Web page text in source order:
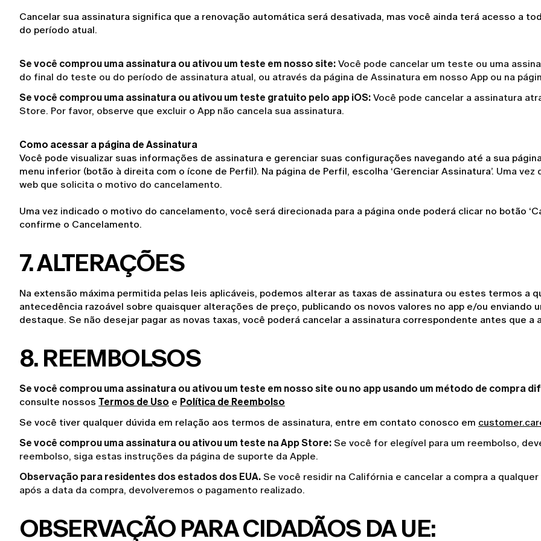
Cancelar sua assinatura significa que a renovação automática será desativada, mas você ainda terá acesso a
do período atual.
Se você comprou uma assinatura ou ativou um teste em nosso site: Você pode cancelar um teste ou uma
do final do teste ou do período de assinatura atual, ou através da página de Assinatura em nosso App ou na
Se você comprou uma assinatura ou ativou um teste gratuito pelo app iOS: Você pode cancelar a assinatura
Store. Por favor, observe que excluir o App não cancela sua assinatura.
Como acessar a página de Assinatura
Você pode visualizar suas informações de assinatura e gerenciar suas configurações navegando até a sua
menu inferior (botão à direita com o ícone de Perfil). Na página de Perfil, escolha ‘Gerenciar Assinatura’. Uma vez
web que solicita o motivo do cancelamento.
Uma vez indicado o motivo do cancelamento, você será direcionada para a página onde poderá clicar no botão
confirme o Cancelamento.
7. ALTERAÇÕES
Na extensão máxima permitida pelas leis aplicáveis, podemos alterar as taxas de assinatura ou estes termos a
antecedência razoável sobre quaisquer alterações de preço, publicando os novos valores no app e/ou enviando
destaque. Se não desejar pagar as novas taxas, você poderá cancelar a assinatura correspondente antes que a
8. REEMBOLSOS
Se você comprou uma assinatura ou ativou um teste em nosso site ou no app usando um método de compra
consulte nossos Termos de Uso e Política de Reembolso
Se você tiver qualquer dúvida em relação aos termos de assinatura, entre em contato conosco em
Se você comprou uma assinatura ou ativou um teste na App Store: Se você for elegível para um reembolso,
reembolso, siga estas instruções da página de suporte da Apple.
Observação para residentes dos estados dos EUA. Se você residir na Califórnia e cancelar a compra a
após a data da compra, devolveremos o pagamento realizado.
OBSERVAÇÃO PARA CIDADÃOS DA UE: